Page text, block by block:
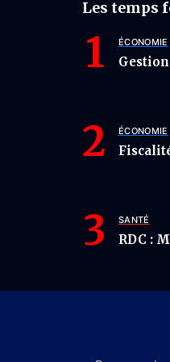
Les temps
ÉCONOMIE
ÉCONOMIE
SANTÉ
RDC :